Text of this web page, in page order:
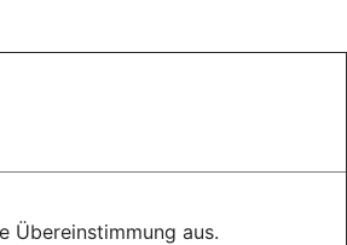
Übereinstimmung aus.